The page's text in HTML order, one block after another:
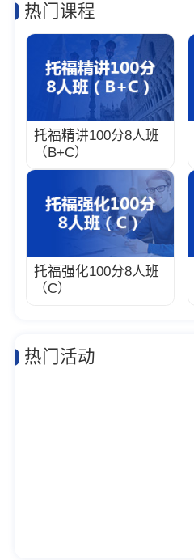
热门课程
托福精讲100分8人班
（B+C）
托福强化100分8人班
（C）
热门活动